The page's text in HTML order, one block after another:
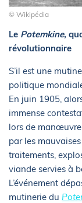
© Wikipédia
Le Potemkine,
révolutionnaire
S’il est une
politique
En juin 1905,
immense
lors de
par les
traitements,
viande servies à
L’événement
mutinerie du